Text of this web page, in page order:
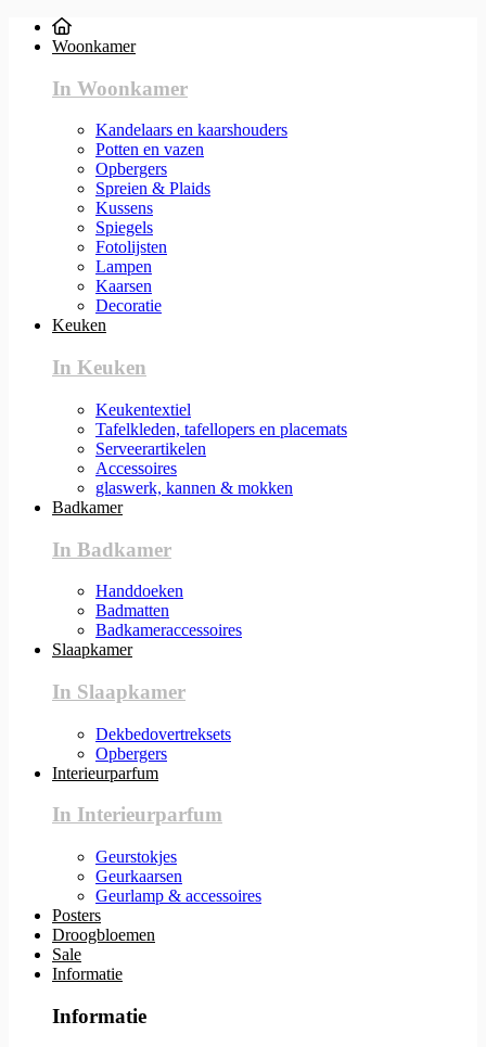
Woonkamer
In Woonkamer
Kandelaars en kaarshouders
Potten en vazen
Opbergers
Spreien & Plaids
Kussens
Spiegels
Fotolijsten
Lampen
Kaarsen
Decoratie
Keuken
In Keuken
Keukentextiel
Tafelkleden, tafellopers en placemats
Serveerartikelen
Accessoires
glaswerk, kannen & mokken
Badkamer
In Badkamer
Handdoeken
Badmatten
Badkameraccessoires
Slaapkamer
In Slaapkamer
Dekbedovertreksets
Opbergers
Interieurparfum
In Interieurparfum
Geurstokjes
Geurkaarsen
Geurlamp & accessoires
Posters
Droogbloemen
Sale
Informatie
Informatie